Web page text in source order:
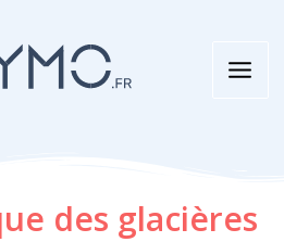
des glacières